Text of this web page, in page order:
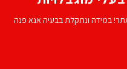
במידה ונתקלת בבעיה אנא פנה